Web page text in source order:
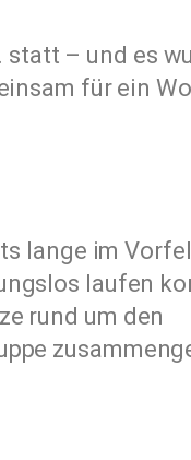
statt – und es
für ein
lange im
laufen
rund um den